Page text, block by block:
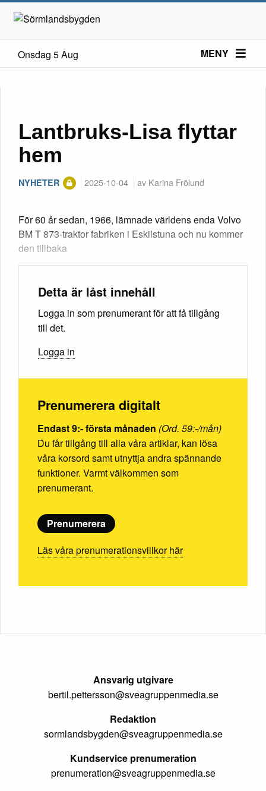
Onsdag 5 Aug MENY
Lantbruks-Lisa flyttar
hem
NYHETER 2025-10-04 av Karina Frölund
För 60 år sedan, 1966, lämnade världens enda Volvo
BM T 873-traktor fabriken i Eskilstuna och nu kommer
den tillbaka
Detta är låst innehåll
Logga in som prenumerant för att få tillgång
till det.
Logga in
Prenumerera digitalt
Endast 9:- första månaden (Ord. 59:-/mån)
Du får tillgång till alla våra artiklar, kan lösa
våra korsord samt utnyttja andra spännande
funktioner. Varmt välkommen som
prenumerant.
Prenumerera
Läs våra prenumerationsvillkor här
Ansvarig utgivare
bertil.pettersson@sveagruppenmedia.se
Redaktion
sormlandsbygden@sveagruppenmedia.se
Kundservice prenumeration
prenumeration@sveagruppenmedia.se